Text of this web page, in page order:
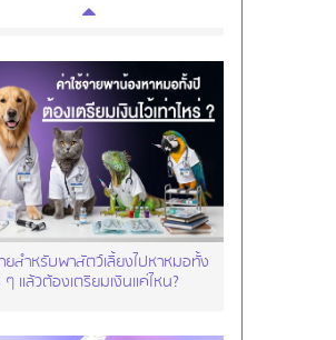
ยสำหรับพาสัตว์เลี้ยงไปหาหมอทั้ง
แล้วต้องเตรียมเงินแค่ไหน?